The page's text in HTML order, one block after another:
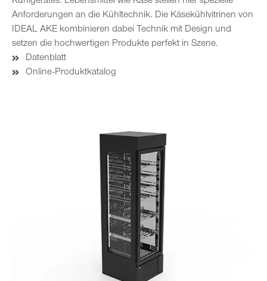
Anforderungen an die Kühltechnik. Die Käsekühlvitrinen von
IDEAL AKE kombinieren dabei Technik mit Design und
setzen die hochwertigen Produkte perfekt in Szene.
Datenblatt
Online-Produktkatalog